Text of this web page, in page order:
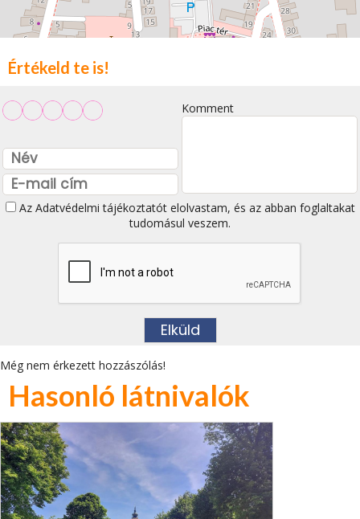
Értékeld te is!
Komment
Az Adatvédelmi tájékoztatótelolvastam, és az abban foglaltakat
tudomásul veszem.
Még nem érkezett hozzászólás!
Hasonló látnivalók